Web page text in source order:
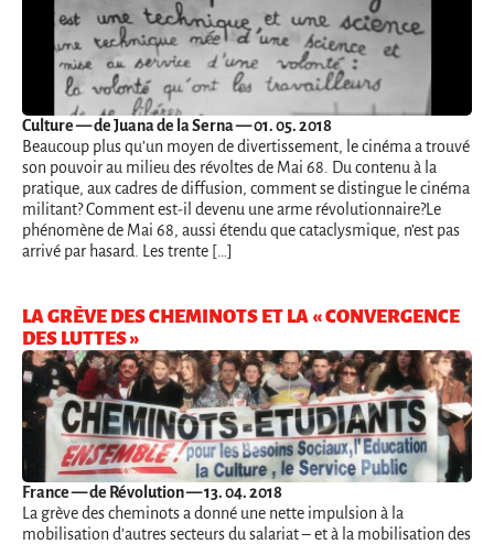
Culture— de Juana de la Serna — 01. 05. 2018
Beaucoup plus qu’un moyen de divertissement, le cinéma a trouvé
son pouvoir au milieu des révoltes de Mai 68. Du contenu à la
pratique, aux cadres de diffusion, comment se distingue le cinéma
militant? Comment est-il devenu une arme révolutionnaire?Le
phénomène de Mai 68, aussi étendu que cataclysmique, n’est pas
arrivé par hasard. Les trente […]
LA GRÈVE DES CHEMINOTS ET LA « CONVERGENCE
DES LUTTES »
France— de Révolution — 13. 04. 2018
La grève des cheminots a donné une nette impulsion à la
mobilisation d’autres secteurs du salariat – et à la mobilisation des